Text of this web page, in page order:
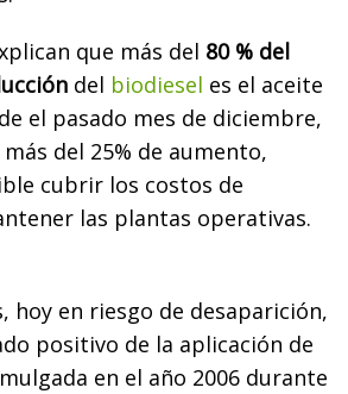
que más del 80 % del
del biodiesel es el aceite
el pasado mes de diciembre,
del 25% de aumento,
cubrir los costos de
las plantas operativas.
hoy en riesgo de desaparición,
positivo de la aplicación de
en el año 2006 durante